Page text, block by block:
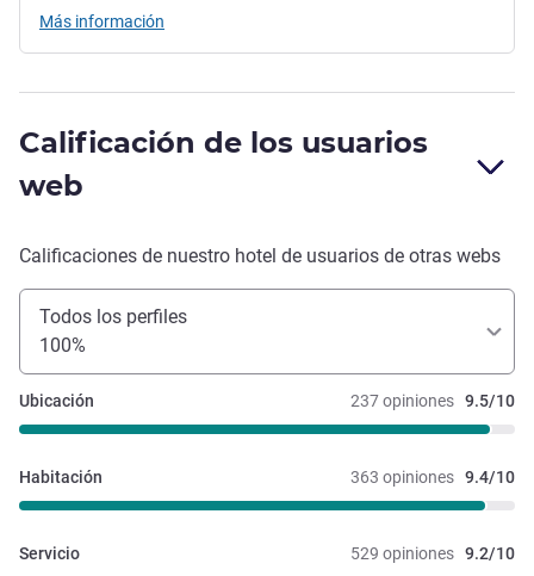
Más información
Calificación de los usuarios
web
Calificaciones de nuestro hotel de usuarios de otras webs
Todos los perfiles
100%
237 opiniones 9.5/10
Ubicación
363 opiniones 9.4/10
Habitación
529 opiniones 9.2/10
Servicio